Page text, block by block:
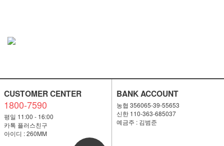
CUSTOMER CENTER
1800-7590
평일 11:00 - 16:00
카톡 플러스친구
아이디 : 260MM
BANK ACCOUNT
농협 356065-39-55653
신한 110-363-685037
예금주 : 김범준